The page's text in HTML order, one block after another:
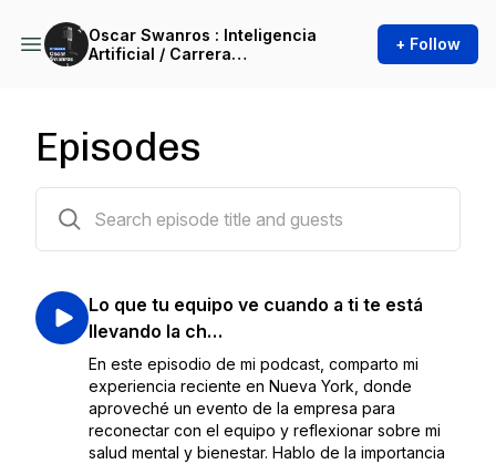
Oscar Swanros : Inteligencia
Artificial / Carrera
+ Follow
Episodes
Lo que tu equipo ve cuando a ti te está
llevando la ch…
En este episodio de mi podcast, comparto mi
experiencia reciente en Nueva York, donde
aproveché un evento de la empresa para
reconectar con el equipo y reflexionar sobre mi
salud mental y bienestar. Hablo de la importancia